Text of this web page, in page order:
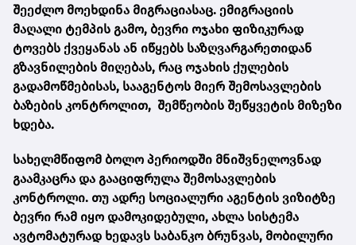
შეეძლო მოეხდინა მიგრაციასაც. ემიგრაციის
მაღალი ტემპის გამო, ბევრი ოჯახი ფიზიკურად
ტოვებს ქვეყანას ან იწყებს საზღვარგარეთიდან
გზავნილების მიღებას, რაც ოჯახის ქულების
გადამოწმებისას, სააგენტოს მიერ შემოსავლების
ბაზების კონტროლით, შემწეობის შეწყვეტის მიზეზი
ხდება.
სახელმწიფომ ბოლო პერიოდში მნიშვნელოვნად
გაამკაცრა და გააციფრულა შემოსავლების
კონტროლი. თუ ადრე სოციალური აგენტის ვიზიტზე
ბევრი რამ იყო დამოკიდებული, ახლა სისტემა
ავტომატურად ხედავს საბანკო ბრუნვას, მობილური